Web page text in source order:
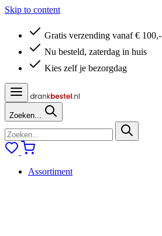
Skip to content
Gratis verzending vanaf € 100,-
Nu besteld, zaterdag in huis
Kies zelf je bezorgdag
Zoeken...
Assortiment